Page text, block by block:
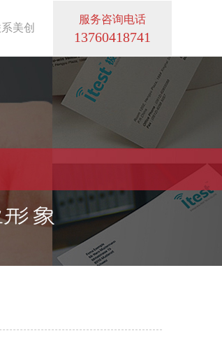
服务咨询电话
13760418741
美创